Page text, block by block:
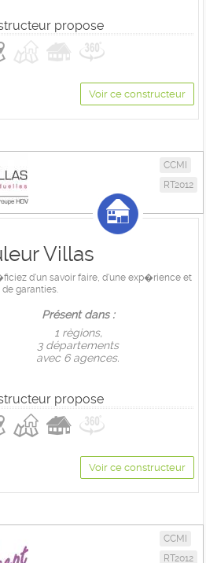
propose
Voir ce constructeur
CCMI
RT2012
Villas
d'un savoir faire, d'une exp�rience et
de garanties.
Présent dans :
1 règions,
3 départements
avec 6 agences.
propose
Voir ce constructeur
CCMI
RT2012